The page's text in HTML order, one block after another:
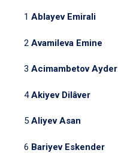
1 Ablayev Emirali
2 Avamileva Emine
3 Acimambetov Ayder
4Akiyev Dilâver
5 Aliyev Asan
6 Bariyev Eskender